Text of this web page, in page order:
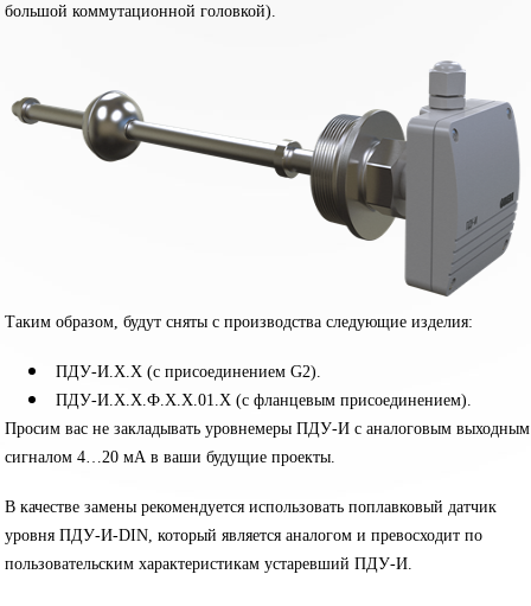
большой коммутационной головкой).
Таким образом, будут сняты с производства следующие изделия:
ПДУ-И.X.X (с присоединением G2).
ПДУ-И.X.X.Ф.X.X.01.X (с фланцевым присоединением).
Просим вас не закладывать уровнемеры ПДУ-И с аналоговым выходным
сигналом 4…20 мА в ваши будущие проекты.
В качестве замены рекомендуется использовать поплавковый датчик
уровня ПДУ-И-DIN, который является аналогом и превосходит по
пользовательским характеристикам устаревший ПДУ-И.